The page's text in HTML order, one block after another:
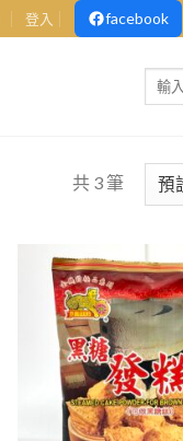
登入 facebook
Search
for:
共 3 筆